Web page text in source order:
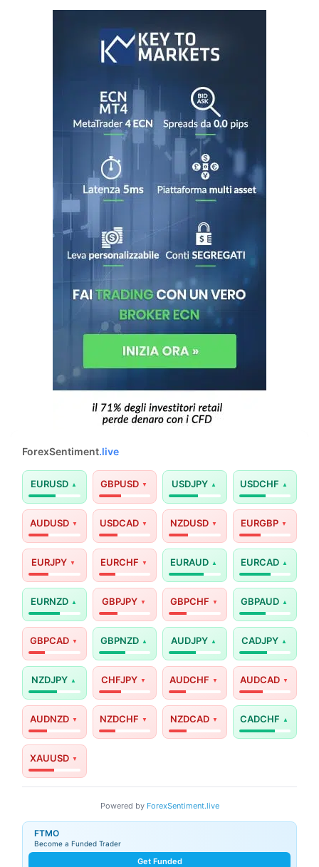
ForexSentiment.live
EURUSD GBPUSD USDJPY USDCHF
AUDUSD USDCAD NZDUSD EURGBP
EURJPY EURCHF EURAUD EURCAD
EURNZD GBPJPY GBPCHF GBPAUD
GBPCAD GBPNZD AUDJPY CADJPY
NZDJPY CHFJPY AUDCHF AUDCAD
AUDNZD NZDCHF NZDCAD CADCHF
XAUUSD
Powered by ForexSentiment.live
FTMO
Become a Funded Trader
Get Funded